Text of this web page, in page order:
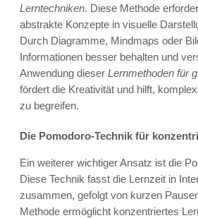
Lerntechniken. Diese Methode
abstrakte Konzepte in visuelle
Durch Diagramme, Mindmaps oder
Informationen besser behalten und
Anwendung dieser Lernmethoden für
fördert die Kreativität und hilft,
zu begreifen.
Die Pomodoro-Technik für
Ein weiterer wichtiger Ansatz ist die
Diese Technik fasst die Lernzeit in
zusammen, gefolgt von kurzen
Methode ermöglicht konzentriertes